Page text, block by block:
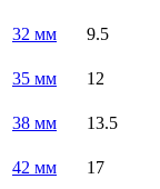
32 мм 9.5
35 мм 12
38 мм 13.5
42 мм 17